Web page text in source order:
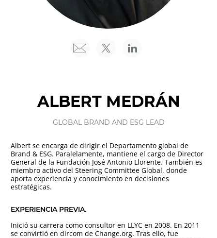
ALBERT MEDRÁN
GLOBAL BRAND AND ESG LEAD
Albert se encarga de dirigir el Departamento global de
Brand & ESG. Paralelamente, mantiene el cargo de Director
General de la Fundación José Antonio Llorente. También es
miembro activo del Steering Committee Global, donde
aporta experiencia y conocimiento en decisiones
estratégicas.
EXPERIENCIA PREVIA.
Inició su carrera como consultor en LLYC en 2008. En 2011
se convirtió en dircom de Change.org. Tras ello, fue